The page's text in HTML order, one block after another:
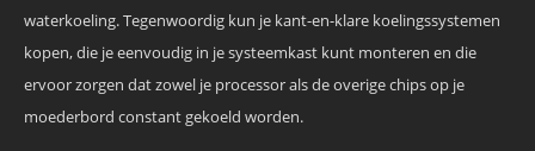
waterkoeling. Tegenwoordig kun je kant-en-klare koelingssystemen
kopen, die je eenvoudig in je systeemkast kunt monteren en die
ervoor zorgen dat zowel je processor als de overige chips op je
moederbord constant gekoeld worden.